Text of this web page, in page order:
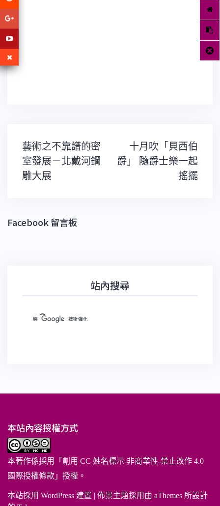
文
章
導
覽
藝術之不靠譜的密
室發展－北戴河鋼
雕大展
十月吹「貝西伯
爵」 隨爵士樂一起
搖擺
Facebook 留言板
站內搜尋
本站內容授權方式
本著作係採用「 創用 CC 姓名標示-非商業性-禁止改作 4.0
國際授權條款 」授權。
本站採用 WordPress 建置 | 佈景主題採用由 aThemes 所設計